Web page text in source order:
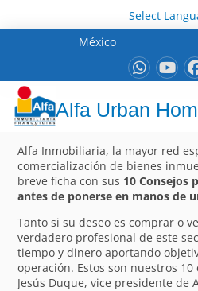
Select
México
Alfa Urban
Alfa Inmobiliaria, la mayor red
comercialización de bienes
breve ficha con sus 10 Consejos
antes de ponerse en manos de
Tanto si su deseo es comprar o
verdadero profesional de este
tiempo y dinero aportando
operación. Estos son nuestros
Jesús Duque, vice presidente de